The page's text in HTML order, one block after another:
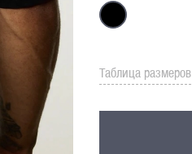
Таблица размеров